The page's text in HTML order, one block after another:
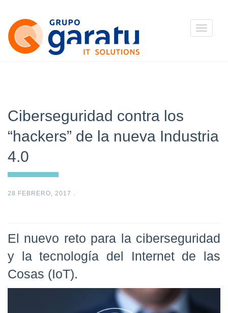
Toggle
Ciberseguridad contra los
“hackers” de la nueva Industria
4.0
28 FEBRERO, 2017 .
El nuevo reto para la ciberseguridad
y la tecnología del Internet de las
Cosas (IoT).